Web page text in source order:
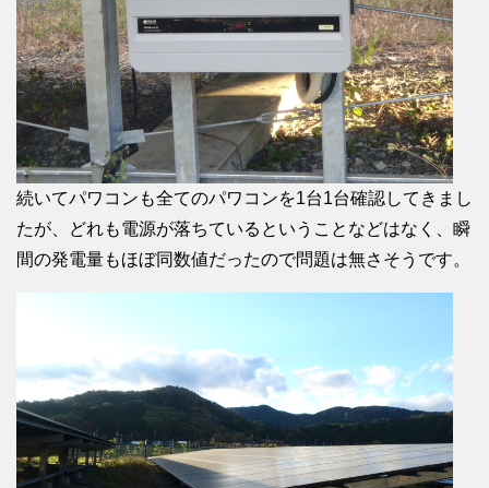
続いてパワコンも全てのパワコンを1台1台確認してきまし
たが、どれも電源が落ちているということなどはなく、瞬
間の発電量もほぼ同数値だったので問題は無さそうです。